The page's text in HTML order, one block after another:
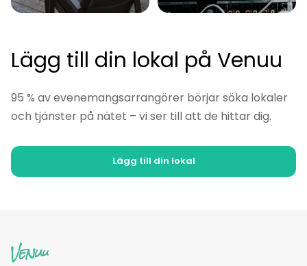
Lägg till din lokal på Venuu
95 % av evenemangsarrangörer börjar söka lokaler
och tjänster på nätet – vi ser till att de hittar dig.
Lägg till din lokal